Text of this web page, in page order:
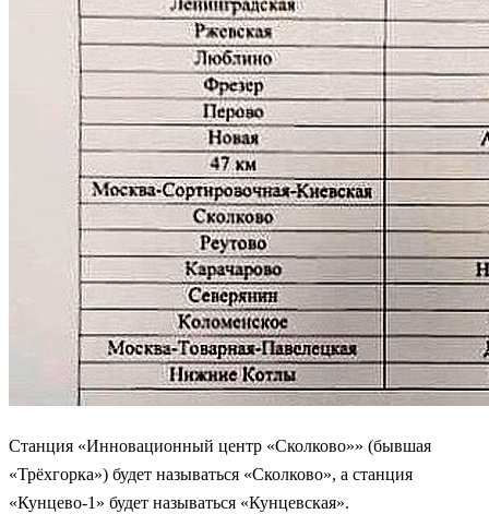
Станция «Инновационный центр «Сколково»» (бывшая
«Трёхгорка») будет называться «Сколково», а станция
«Кунцево-1» будет называться «Кунцевская».